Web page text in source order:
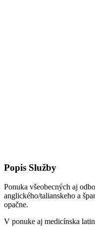
Popis Služby
Ponuka všeobecných aj
anglického/talianskeho a
opačne.
V ponuke aj medicínska